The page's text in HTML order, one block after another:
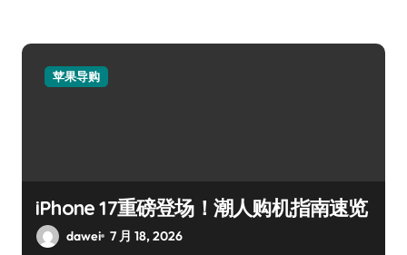
苹果导购
iPhone 17重磅登场！潮人购机指南速览
dawei 7 月 18, 2026